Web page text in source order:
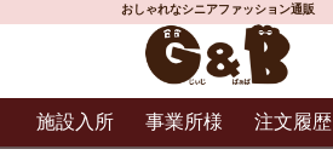
おしゃれなシニアファッション通販
施設入所 事業所様 注文履歴